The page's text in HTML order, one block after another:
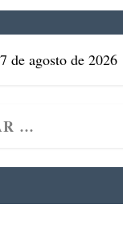
de agosto de 2026